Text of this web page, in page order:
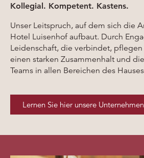
Kollegial. Kompetent. Kastens.
Unser Leitspruch, auf dem sich die
Hotel Luisenhof aufbaut. Durch
Leidenschaft, die verbindet,
einen starken Zusammenhalt und
Teams in allen Bereichen des
Lernen Sie hier unsere